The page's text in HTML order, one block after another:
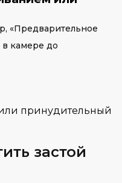
«Предварительное
в камере до
принудительный
застой